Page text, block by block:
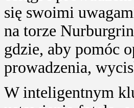
się swoimi
na torze
gdzie, aby pomóc
prowadzenia,
W inteligentnym